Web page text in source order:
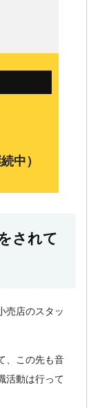
中）
されて
売店のスタッ
、この先も音
活動は行って